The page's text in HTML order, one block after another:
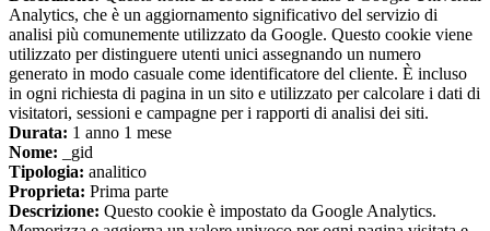
Analytics, che è un aggiornamento significativo del servizio di
analisi più comunemente utilizzato da Google. Questo cookie viene
utilizzato per distinguere utenti unici assegnando un numero
generato in modo casuale come identificatore del cliente. È incluso
in ogni richiesta di pagina in un sito e utilizzato per calcolare i dati di
visitatori, sessioni e campagne per i rapporti di analisi dei siti.
Durata: 1 anno 1 mese
Nome: _gid
Tipologia: analitico
Proprieta: Prima parte
Descrizione: Questo cookie è impostato da Google Analytics.